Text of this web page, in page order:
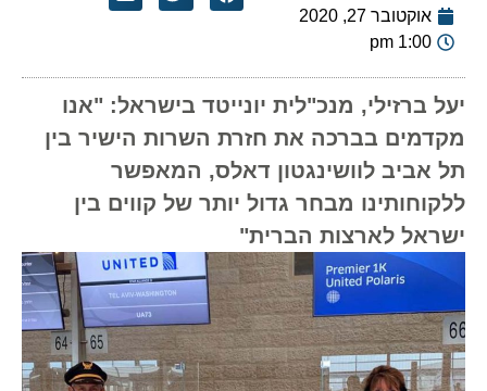
אוקטובר 27, 2020
1:00 pm
יעל ברזילי, מנכ"לית יונייטד בישראל: "אנו
מקדמים בברכה את חזרת השרות הישיר בין
תל אביב לוושינגטון דאלס, המאפשר
ללקוחותינו מבחר גדול יותר של קווים בין
ישראל לארצות הברית"